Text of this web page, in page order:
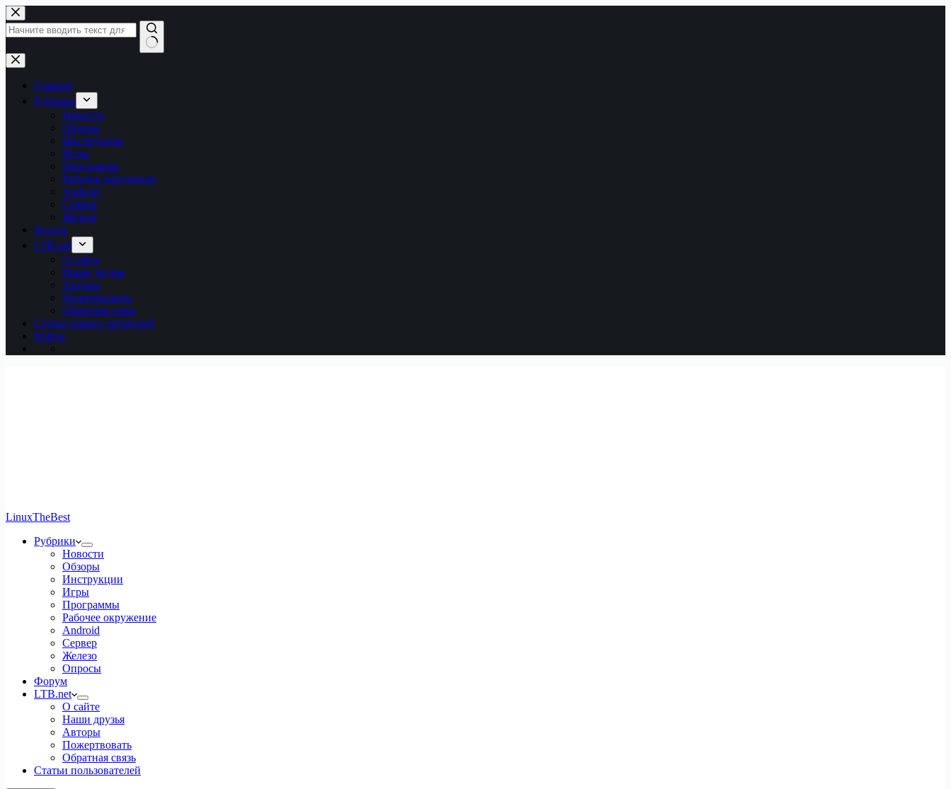
Перейти
к
сути
Ничего
не
найденоГлавная
Рубрики
Новости
Обзоры
Инструкции
Игры
Программы
Рабочее окружение
Android
Сервер
Железо
Форум
LTB.net
О сайте
Наши друзья
Авторы
Пожертвовать
Обратная связь
Статьи наших читателей
Войти
LinuxTheBest
Рубрики
Новости
Обзоры
Инструкции
Игры
Программы
Рабочее окружение
Android
Сервер
Железо
Опросы
Форум
LTB.net
О сайте
Наши друзья
Авторы
Пожертвовать
Обратная связь
Статьи пользователей